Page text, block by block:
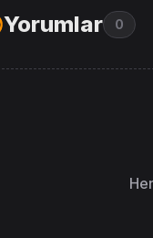
Yorumlar 0